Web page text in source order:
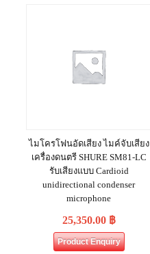
ไมโครโฟนอัดเสียง ไมค์จับเสียง
เครื่องดนตรี SHURE SM81‐LC
รับเสียงแบบ Cardioid
unidirectional condenser
microphone
25,350.00 ฿
Product Enquiry